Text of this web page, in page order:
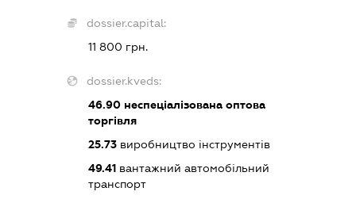
dossier.capital:
11 800 грн.
dossier.kveds:
46.90неспеціалізована оптова
торгівля
25.73виробництво інструментів
49.41вантажний автомобільний
транспорт